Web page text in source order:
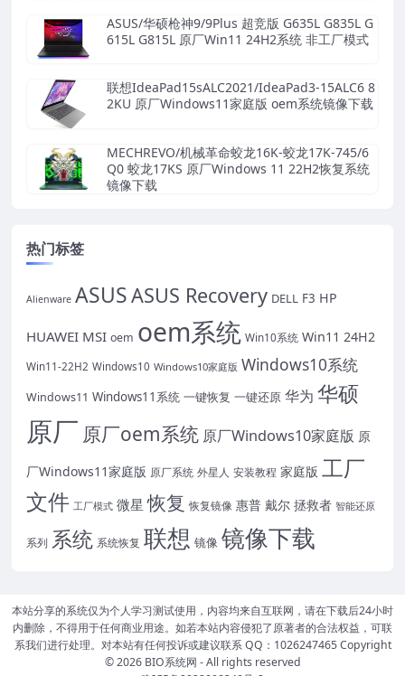
ASUS/华硕枪神9/9Plus 超竞版 G635L G835L G
615L G815L 原厂Win11 24H2系统 非工厂模式
联想IdeaPad15sALC2021/IdeaPad3-15ALC6 8
2KU 原厂Windows11家庭版 oem系统镜像下载
MECHREVO/机械革命蛟龙16K-蛟龙17K-745/6
Q0 蛟龙17KS 原厂Windows 11 22H2恢复系统
镜像下载
热门标签
Alienware ASUSASUS Recovery DELL F3 HP
HUAWEI MSI oem oem系统 Win10系统 Win11 24H2
Win11-22H2 Windows10 Windows10家庭版 Windows10系统
Windows11 Windows11系统 一键恢复 一键还原 华为 华硕
原厂 原厂oem系统 原厂Windows10家庭版 原
厂Windows11家庭版 原厂系统 外星人 安装教程 家庭版 工厂
文件 工厂模式 微星 恢复 恢复镜像 惠普 戴尔 拯救者 智能还原
系列 系统 系统恢复 联想 镜像 镜像下载
本站分享的系统仅为个人学习测试使用，内容均来自互联网，请在下载后24小时
内删除，不得用于任何商业用途。如若本站内容侵犯了原著者的合法权益，可联
系我们进行处理。对本站有任何投诉或建议联系 QQ：1026247465 Copyright
© 2026 BIO系统网 - All rights reserved